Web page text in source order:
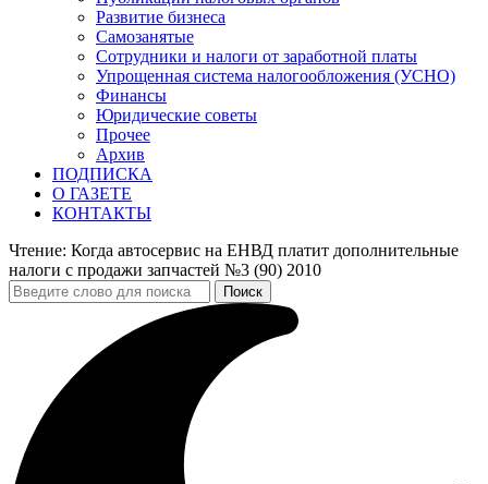
Развитие бизнеса
Самозанятые
Сотрудники и налоги от заработной платы
Упрощенная система налогообложения (УСНО)
Финансы
Юридические советы
Прочее
Архив
ПОДПИСКА
О ГАЗЕТЕ
КОНТАКТЫ
Чтение: Когда автосервис на ЕНВД платит дополнительные
налоги с продажи запчастей №3 (90) 2010